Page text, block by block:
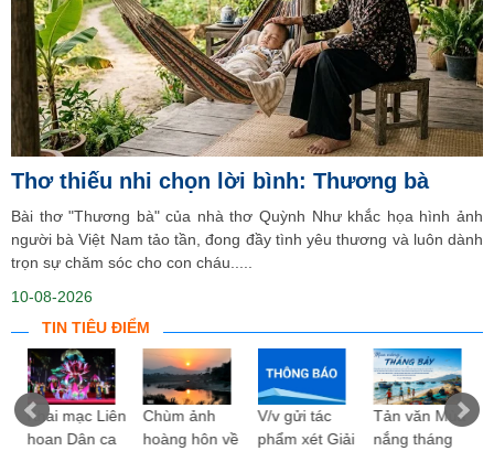
Thơ thiếu nhi chọn lời bình: Thương bà
Bài thơ "Thương bà" của nhà thơ Quỳnh Như khắc họa hình ảnh
người bà Việt Nam tảo tần, đong đầy tình yêu thương và luôn dành
trọn sự chăm sóc cho con cháu.....
10-08-2026
TIN TIÊU ĐIỂM
Khai mạc Liên
hoan Dân ca
Chùm ảnh
hoàng hôn về
V/v gửi tác
phẩm xét Giải
Tản văn Mùa
nắng tháng